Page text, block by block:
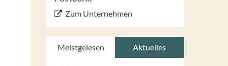
Zum Unternehmen
Meistgelesen Aktuelles